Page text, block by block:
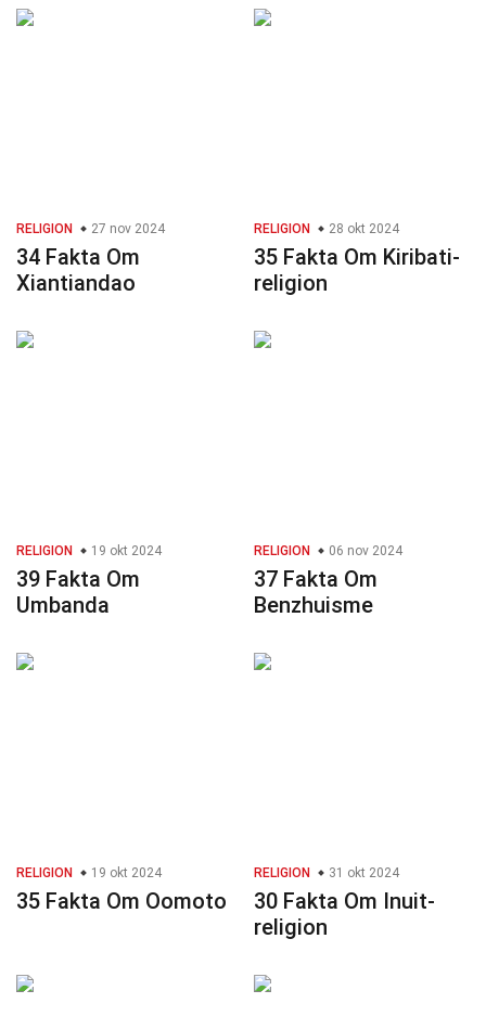
RELIGION 27 nov 2024
34 Fakta Om
Xiantiandao
RELIGION 28 okt 2024
35 Fakta Om Kiribati-
religion
RELIGION 19 okt 2024
39 Fakta Om
Umbanda
RELIGION 06 nov 2024
37 Fakta Om
Benzhuisme
RELIGION 19 okt 2024
35 Fakta Om Oomoto
RELIGION 31 okt 2024
30 Fakta Om Inuit-
religion